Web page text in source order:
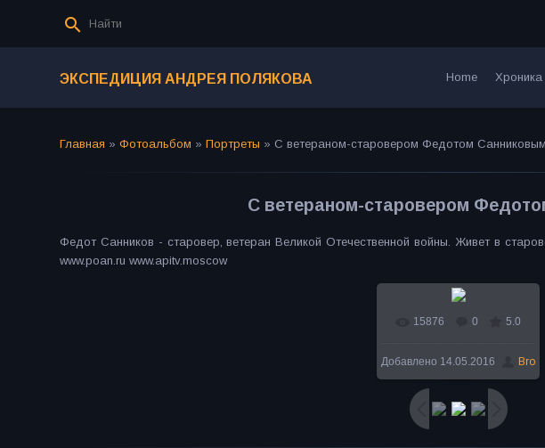
ЭКСПЕДИЦИЯ АНДРЕЯ ПОЛЯКОВА Home Хроника
Главная » Фотоальбом » Портреты » С ветераном-старовером Федотом Санниковым
С ветераном-старовером
Федот Санников - старовер, ветеран Великой Отечественной войны. Живет в
www.poan.ru www.apitv.moscow
В реальном размере
600x350/ 62.8Kb
15876 0 5.0
Добавлено 14.05.2016 Bro